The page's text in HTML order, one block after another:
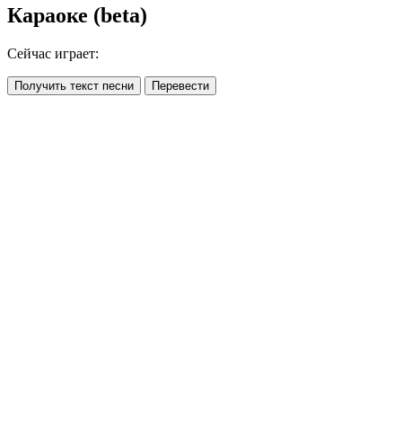
Караоке (beta)
Сейчас играет:
Получить текст песни Перевести